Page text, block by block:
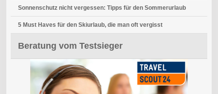
Sonnenschutz nicht vergessen: Tipps für den Sommerurlaub
5 Must Haves für den Skiurlaub, die man oft vergisst
Beratung vom Testsieger